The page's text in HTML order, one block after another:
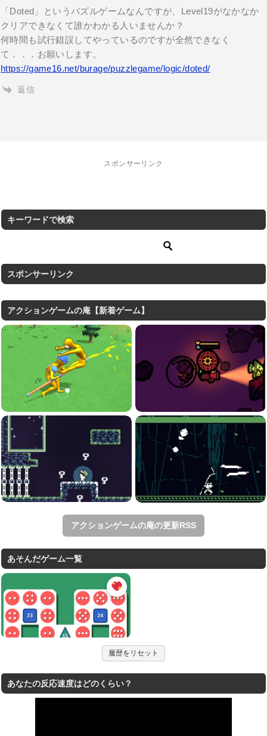
「Doted」というパズルゲームなんですが、Level19がなかなか
クリアできなくて誰かわかる人いませんか？
何時間も試行錯誤してやっているのですが全然できなく
て．．．お願いします。
https://game16.net/burage/puzzlegame/logic/doted/
返信
スポンサーリンク
キーワードで検索
スポンサーリンク
アクションゲームの庵【新着ゲーム】
アクションゲームの庵の更新RSS
あそんだゲーム一覧
履歴をリセット
あなたの反応速度はどのくらい？